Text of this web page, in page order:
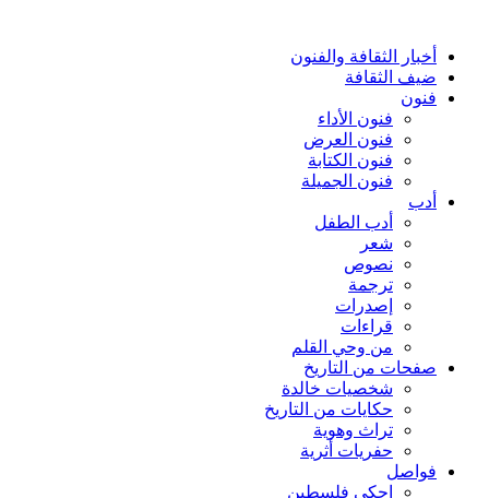
أخبار الثقافة والفنون
ضيف الثقافة
فنون
فنون الأداء
فنون العرض
فنون الكتابة
فنون الجميلة
أدب
أدب الطفل
شعر
نصوص
ترجمة
إصدرات
قراءات
من وحي القلم
صفحات من التاريخ
شخصيات خالدة
حكايات من التاريخ
تراث وهوية
حفريات أثرية
فواصل
إحكي فلسطين